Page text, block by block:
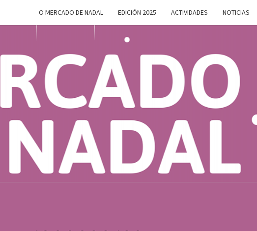
O MERCADO DE NADAL EDICIÓN 2025 ACTIVIDADES NOTICIAS
MERCADO
DE
Do 28 De
Novembro
Ao 5 De
Xaneiro En
Compostela